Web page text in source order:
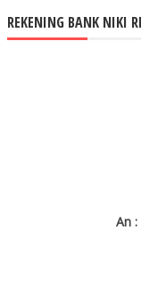
REKENING BANK NIKI
An :